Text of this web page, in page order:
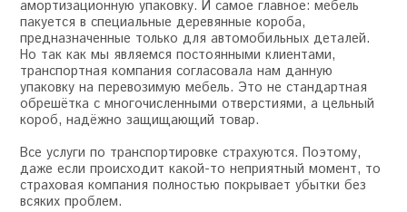
амортизационную упаковку. И самое главное: мебель
пакуется в специальные деревянные короба,
предназначенные только для автомобильных деталей.
Но так как мы являемся постоянными клиентами,
транспортная компания согласовала нам данную
упаковку на перевозимую мебель. Это не стандартная
обрешётка с многочисленными отверстиями, а цельный
короб, надёжно защищающий товар.
Все услуги по транспортировке страхуются. Поэтому,
даже если происходит какой-то неприятный момент, то
страховая компания полностью покрывает убытки без
всяких проблем.